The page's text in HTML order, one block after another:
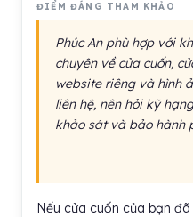
ĐIỂM ĐÁNG THAM KHẢO
Phúc An phù hợp với
chuyên về cửa cuốn,
website riêng và hình
liên hệ, nên hỏi kỹ
khảo sát và bảo hành
Nếu cửa cuốn của bạn